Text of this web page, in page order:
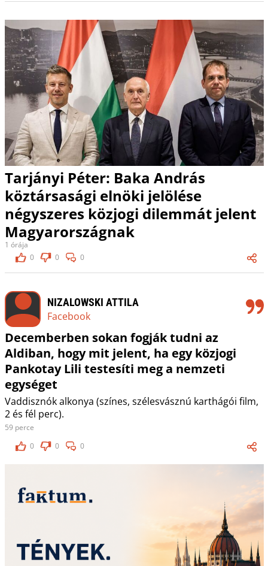
Tarjányi Péter: Baka András
köztársasági elnöki jelölése
négyszeres közjogi dilemmát jelent
Magyarországnak
1 órája
0
0 0
NIZALOWSKI ATTILA
Facebook
Decemberben sokan fogják tudni az
Aldiban, hogy mit jelent, ha egy közjogi
Pankotay Lili testesíti meg a nemzeti
egységet
Vaddisznók alkonya (színes, szélesvásznú karthágói film,
2 és fél perc).
59 perce
0
0 0